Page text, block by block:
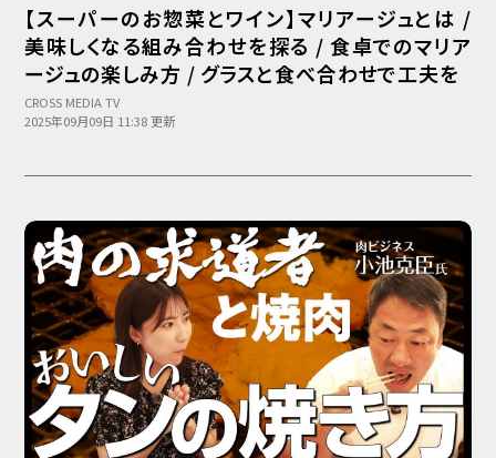
【スーパーのお惣菜とワイン】マリアージュとは /
美味しくなる組み合わせを探る / 食卓でのマリア
ージュの楽しみ方 / グラスと食べ合わせで工夫を
CROSS MEDIA TV
2025年09月09日 11:38 更新